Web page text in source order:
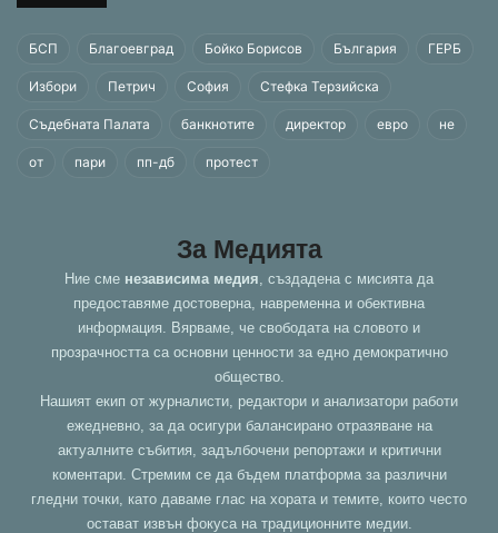
БСП Благоевград Бойко Борисов България ГЕРБ
Избори Петрич София Стефка Терзийска
Съдебната Палата банкнотите директор евро не
от пари пп-дб протест
За Медията
Ние сме независима медия , създадена с мисията да
предоставяме достоверна, навременна и обективна
информация. Вярваме, че свободата на словото и
прозрачността са основни ценности за едно демократично
общество.
Нашият екип от журналисти, редактори и анализатори работи
ежедневно, за да осигури балансирано отразяване на
актуалните събития, задълбочени репортажи и критични
коментари. Стремим се да бъдем платформа за различни
гледни точки, като даваме глас на хората и темите, които често
остават извън фокуса на традиционните медии.